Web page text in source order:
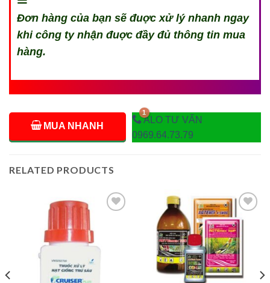
Đơn hàng của bạn sẽ đuợc xử lý nhanh ngay
khi công ty nhận đuợc đầy đủ thông tin mua
hàng.
MUA NHANH
ALO TƯ VẤN
0969.64.73.79
RELATED PRODUCTS
Add to
wishlist